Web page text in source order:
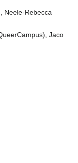
Neele-Rebecca
Jaco